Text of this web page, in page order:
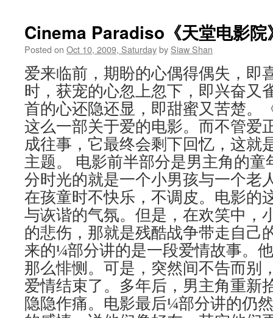
Cinema Paradiso《天堂电影
Posted on Oct 10, 2009, Saturdayby Siaw Shan
爱来临前，期盼的心偶得偶失，即
时，获宠的心忽上忽下，即兴奋又
首的心还隐还显，即甜蜜又苦楚。
这么一部关于爱的电影。而不管爱
成往事，它最终会剩下回忆，这就
主题。 电影前半部分是男主角的
分时光的就是一个小男孩与一个老
在孩童时不快乐，不调皮。电影的
与诙谐的气氛。但是，在欢笑中，
的悲伤，那就是残酷战争带走自己
来的¼部分讲的是一段爱情故事。
那么悱恻。可是，突然间不告而别
爱情结束了。多年后，男主角重新
隐隐作痛。电影最后¼部分讲的仍